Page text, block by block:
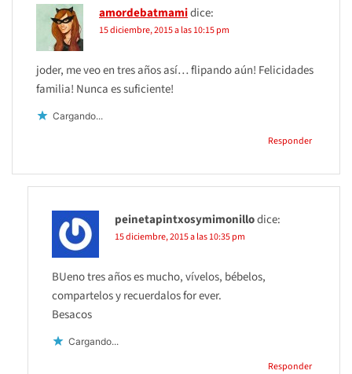
amordebatmamidice:
15 diciembre, 2015 a las 10:15 pm
joder, me veo en tres años así… flipando aún! Felicidades
familia! Nunca es suficiente!
Cargando...
Responder
peinetapintxosymimonillodice:
15 diciembre, 2015 a las 10:35 pm
BUeno tres años es mucho, vívelos, bébelos,
compartelos y recuerdalos for ever.
Besacos
Cargando...
Responder